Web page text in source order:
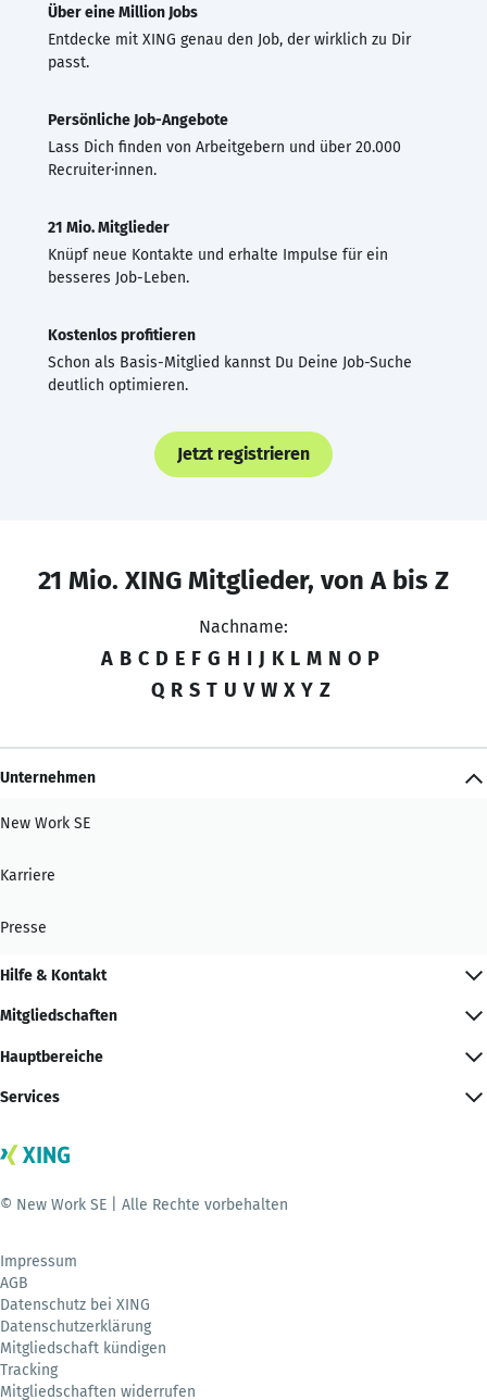
Über eine Million Jobs
Entdecke mit XING genau den Job, der wirklich zu Dir
passt.
Persönliche Job-Angebote
Lass Dich finden von Arbeitgebern und über 20.000
Recruiter·innen.
21 Mio. Mitglieder
Knüpf neue Kontakte und erhalte Impulse für ein
besseres Job-Leben.
Kostenlos profitieren
Schon als Basis-Mitglied kannst Du Deine Job-Suche
deutlich optimieren.
Jetzt registrieren
21 Mio. XING Mitglieder, von A bis Z
Nachname:
A B C D E F G H I J K L M N O P
Q R S T U V W X Y Z
Unternehmen
New Work SE
Karriere
Presse
Hilfe & Kontakt
Mitgliedschaften
Hauptbereiche
Services
© New Work SE | Alle Rechte vorbehalten
Impressum
AGB
Datenschutz bei XING
Datenschutzerklärung
Mitgliedschaft kündigen
Tracking
Mitgliedschaften widerrufen